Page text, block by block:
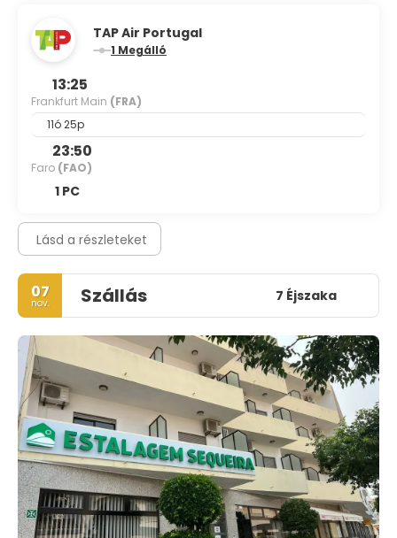
TAP Air Portugal
1 Megálló
13:25
Frankfurt Main (FRA)
11ó 25p
23:50
Faro (FAO)
1 PC
Lásd a részleteket
07
nov. Szállás 7 Éjszaka